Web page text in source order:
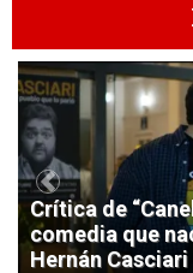
Crítica de
comedia que
Hernán Casciari
Previous